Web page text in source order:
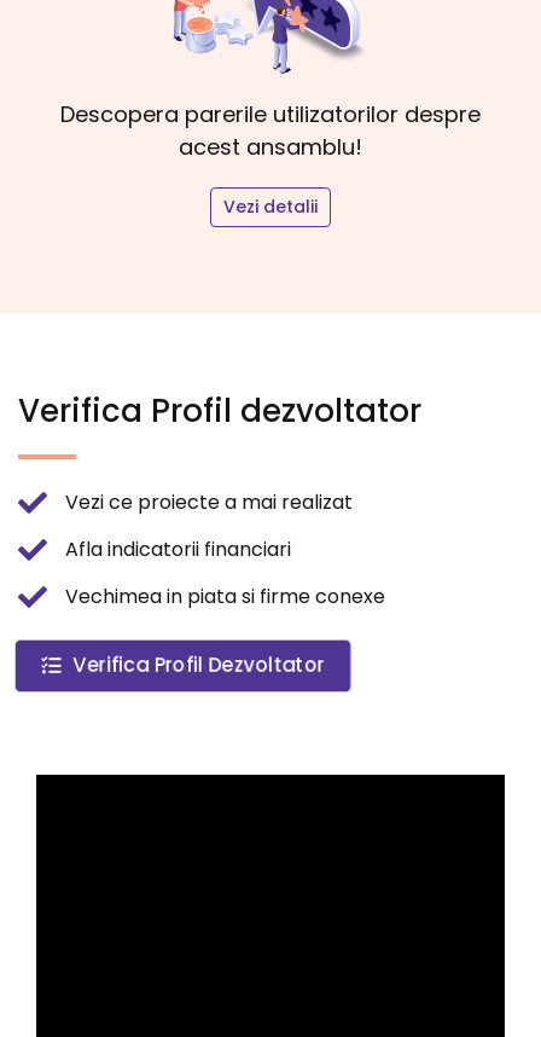
Descopera parerile utilizatorilor despre
acest ansamblu!
Vezi detalii
Verifica Profil dezvoltator
Vezi ce proiecte a mai realizat
Afla indicatorii financiari
Vechimea in piata si firme conexe
Verifica Profil Dezvoltator